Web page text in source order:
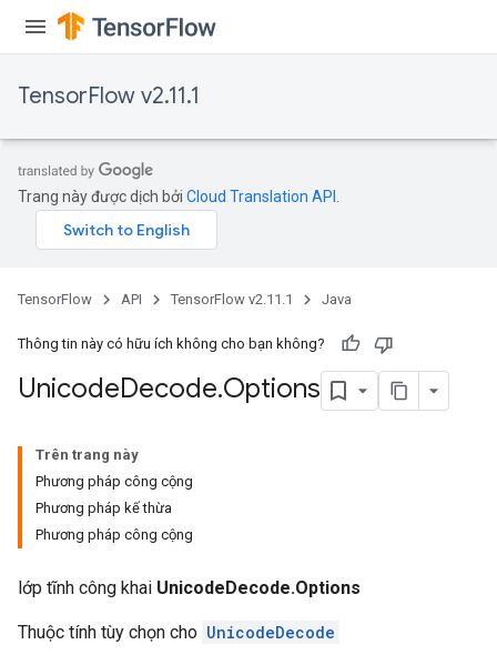
TensorFlow v2.11.1
Trang này được dịch bởi Cloud Translation API
TensorFlow API TensorFlow v2.11.1 Java
Thông tin này có hữu ích không cho bạn không?
UnicodeDecode.Options
Trên trang này
Phương pháp công cộng
Phương pháp kế thừa
Phương pháp công cộng
lớp tĩnh công khai UnicodeDecode.Options
Thuộc tính tùy chọn cho UnicodeDecode